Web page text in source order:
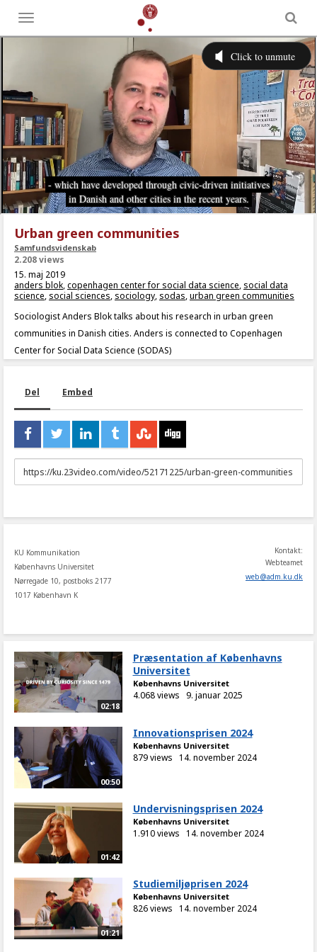
Toggle
menu
Urban green communities
Samfundsvidenskab
2.208 views
15. maj 2019
anders blok,copenhagen center for social data science, social data
science, social sciences, sociology, sodas,urban green communities
Sociologist Anders Blok talks about his research in urban green
communities in Danish cities. Anders is connected to Copenhagen
Center for Social Data Science (SODAS)
Del Embed
URL
to
KU Kommunikation
Københavns Universitet
Nørregade 10, postboks 2177
1017 København K
Kontakt:
Webteamet
web@adm.ku.dk
02:18
Præsentation af Københavns
Universitet
Københavns Universitet
4.068 views 9. januar 2025
00:50
Innovationsprisen 2024
Københavns Universitet
879 views 14. november 2024
01:42
Undervisningsprisen 2024
Københavns Universitet
1.910 views 14. november 2024
01:21
Studiemiljøprisen 2024
Københavns Universitet
826 views 14. november 2024